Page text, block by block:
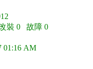
裝 0 故障 0
01:16 AM